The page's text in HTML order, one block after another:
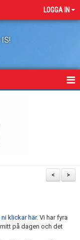
LOGGA IN
>
<
klickar här. Vi har fyra
på dagen och det